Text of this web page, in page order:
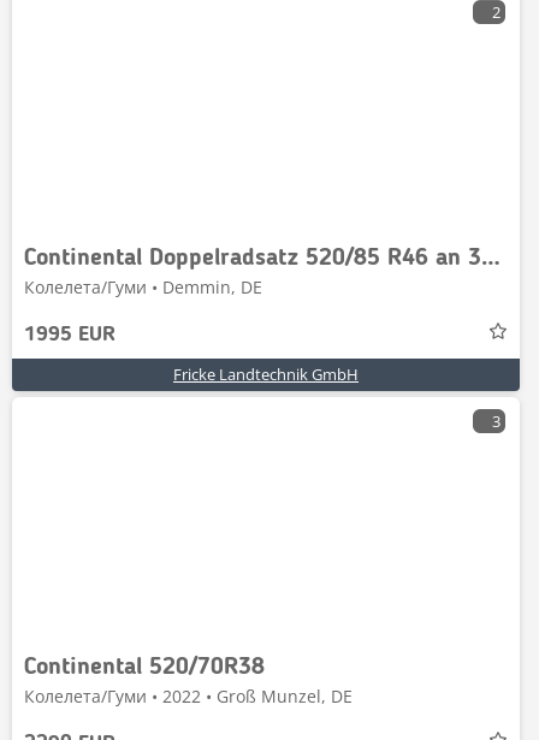
2
Continental Doppelradsatz 520/85 R46 an 38" AC 85
Колелета/Гуми • Demmin, DE
1995 EUR
Fricke Landtechnik GmbH
3
Continental 520/70R38
Колелета/Гуми • 2022 • Groß Munzel, DE